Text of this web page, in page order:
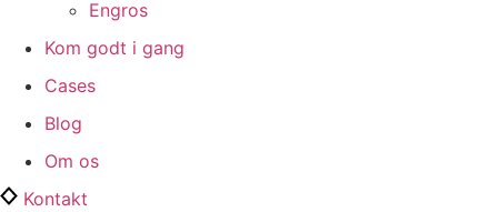
Engros
Kom godt i gang
Cases
Blog
Om os
Kontakt